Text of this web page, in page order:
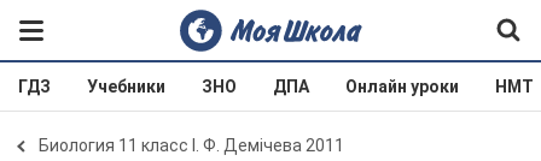
ГДЗ Учебники ЗНО ДПА Онлайн уроки НМТ
Биология 11 класс І. Ф. Демічева 2011